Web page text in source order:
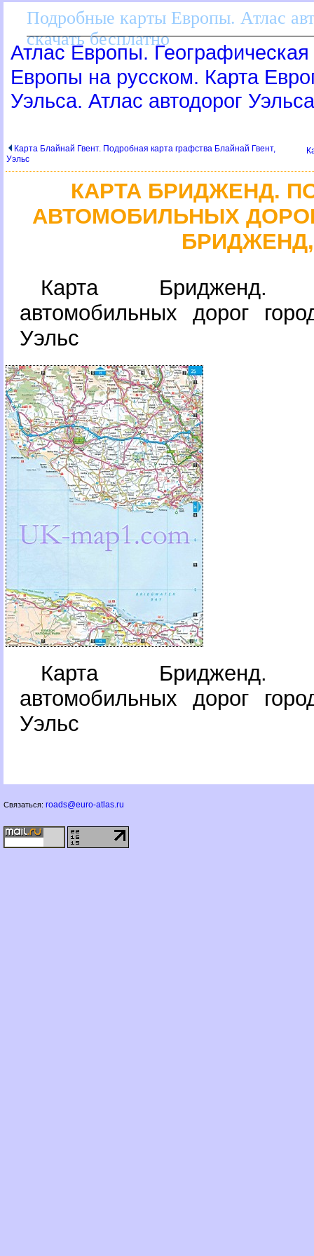
Подробные карты Европы. Атлас
скачать бесплатно
Атлас Европы. Географическая
Европы на русском. Карта
Уэльса. Атлас автодорог Уэльса
Карта Блайнай Гвент. Подробная карта графства Блайнай Гвент,
Уэльс
КАРТА БРИДЖЕНД.
АВТОМОБИЛЬНЫХ
Карта Бридженд.
автомобильных дорог
Уэльс
Карта Бридженд.
автомобильных дорог
Уэльс
Связаться: roads@euro-atlas.ru